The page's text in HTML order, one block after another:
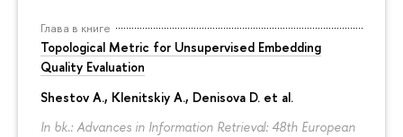
Глава в книге
Topological Metric for Unsupervised Embedding
Quality Evaluation
Shestov A., Klenitskiy A., Denisova D. et al.
In bk.: Advances in Information Retrieval: 48th European